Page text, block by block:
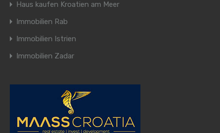
Haus kaufen Kroatien am Meer
Immobilien Rab
Immobilien Istrien
Immobilien Zadar